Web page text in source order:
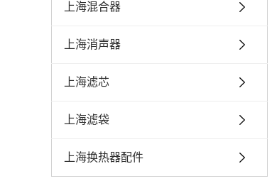
上海混合器
上海消声器
上海滤芯
上海滤袋
上海换热器配件